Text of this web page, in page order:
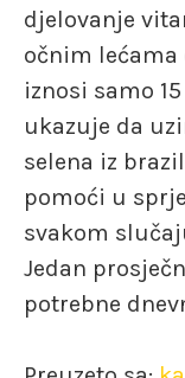
djelovanje
očnim lećama
iznosi samo
ukazuje da
selena iz
pomoći u
svakom
Jedan
potrebne